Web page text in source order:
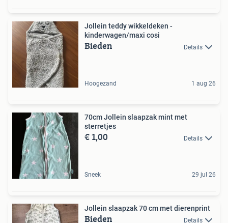
Jollein teddy wikkeldeken -
kinderwagen/maxi cosi
Bieden Details
Hoogezand 1 aug 26
70cm Jollein slaapzak mint met
sterretjes
€ 1,00 Details
Sneek 29 jul 26
Jollein slaapzak 70 cm met dierenprint
Bieden Details